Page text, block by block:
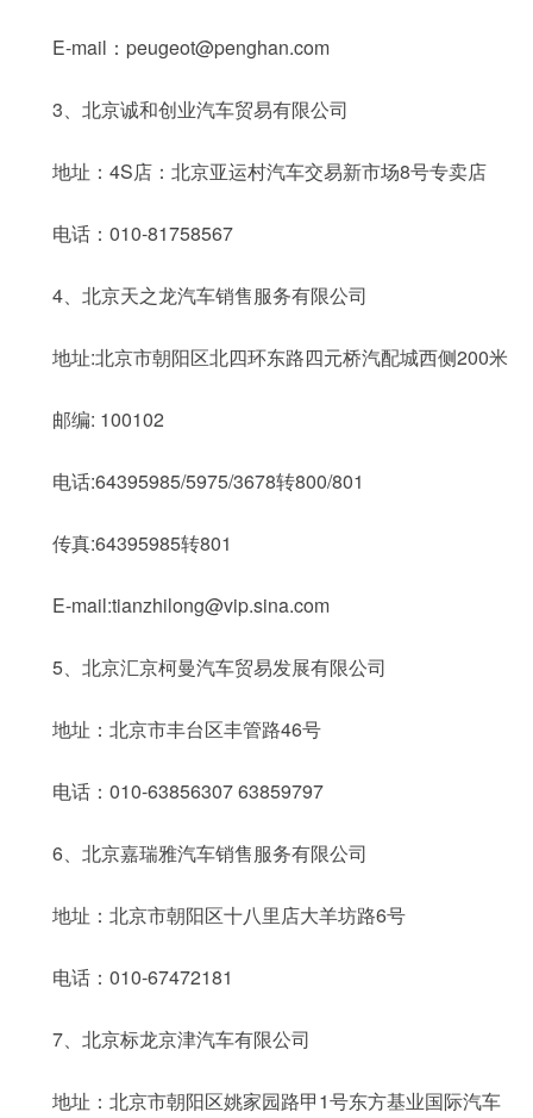
E-mail：peugeot@penghan.com
3、北京诚和创业汽车贸易有限公司
地址：4S店：北京亚运村汽车交易新市场8号专卖店
电话：010-81758567
4、北京天之龙汽车销售服务有限公司
地址:北京市朝阳区北四环东路四元桥汽配城西侧200米
邮编: 100102
电话:64395985/5975/3678转800/801
传真:64395985转801
E-mail:tianzhilong@vip.sina.com
5、北京汇京柯曼汽车贸易发展有限公司
地址：北京市丰台区丰管路46号
电话：010-63856307 63859797
6、北京嘉瑞雅汽车销售服务有限公司
地址：北京市朝阳区十八里店大羊坊路6号
电话：010-67472181
7、北京标龙京津汽车有限公司
地址：北京市朝阳区姚家园路甲1号东方基业国际汽车